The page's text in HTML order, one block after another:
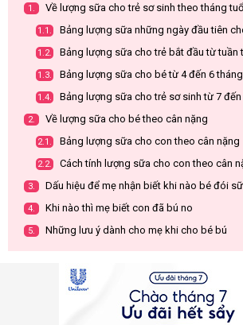
1. Về lượng sữa cho trẻ sơ sinh theo tháng
1.1. Bảng lượng sữa những ngày đầu tiên
1.2. Bảng lượng sữa cho trẻ bắt đầu từ tuần
1.3. Bảng lượng sữa cho bé từ 4 đến 6
1.4. Bảng lượng sữa cho trẻ sơ sinh từ 7
2. Về lượng sữa cho bé theo cân nặng
2.1. Bảng lượng sữa cho con theo cân nặng
2.2. Cách tính lượng sữa cho con theo cân
3. Dấu hiệu để mẹ nhận biết khi nào bé đói
4. Khi nào thì mẹ biết con đã bú no
5. Những lưu ý dành cho mẹ khi cho bé bú